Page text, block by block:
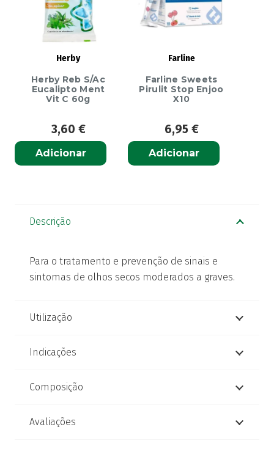
Herby
Herby Reb S/Ac
Eucalipto Ment
Vit C 60g
3,60 €
Adicionar
Farline
Farline Sweets
Pirulit Stop Enjoo
X10
6,95 €
Adicionar
Descrição
Para o tratamento e prevenção de sinais e
sintomas de olhos secos moderados a graves.
Utilização
Indicações
Composição
Avaliações